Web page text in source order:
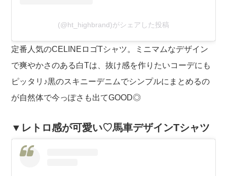
(@ht_highbrand)がシェアした投稿
定番人気のCELINEロゴTシャツ。ミニマムなデザイン
で爽やかさのある白Tは、抜け感を作りたいコーデにも
ピッタリ♪黒のスキニーデニムでシンプルにまとめるの
が自然体で今っぽさも出てGOOD◎
▼レトロ感が可愛い♡馬車デザインTシャツ